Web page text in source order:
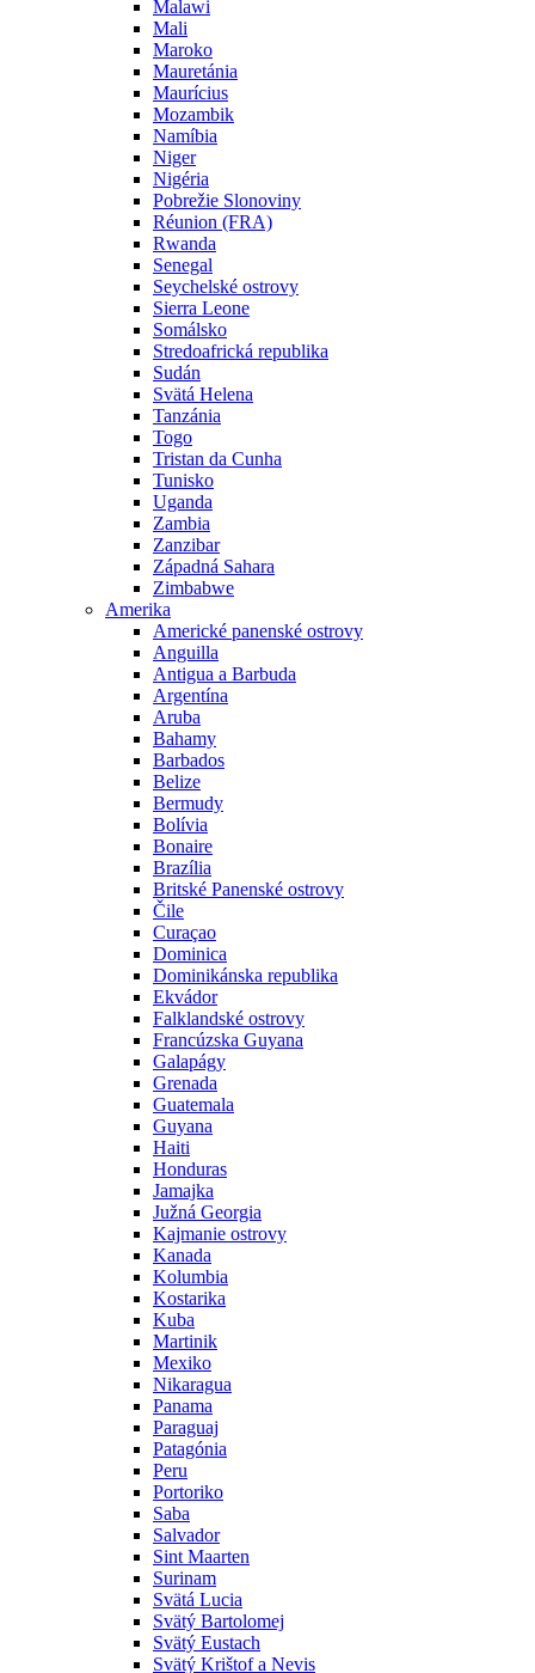
Malawi
Mali
Maroko
Mauretánia
Maurícius
Mozambik
Namíbia
Niger
Nigéria
Pobrežie Slonoviny
Réunion (FRA)
Rwanda
Senegal
Seychelské ostrovy
Sierra Leone
Somálsko
Stredoafrická republika
Sudán
Svätá Helena
Tanzánia
Togo
Tristan da Cunha
Tunisko
Uganda
Zambia
Zanzibar
Západná Sahara
Zimbabwe
Amerika
Americké panenské ostrovy
Anguilla
Antigua a Barbuda
Argentína
Aruba
Bahamy
Barbados
Belize
Bermudy
Bolívia
Bonaire
Brazília
Britské Panenské ostrovy
Čile
Curaçao
Dominica
Dominikánska republika
Ekvádor
Falklandské ostrovy
Francúzska Guyana
Galapágy
Grenada
Guatemala
Guyana
Haiti
Honduras
Jamajka
Južná Georgia
Kajmanie ostrovy
Kanada
Kolumbia
Kostarika
Kuba
Martinik
Mexiko
Nikaragua
Panama
Paraguaj
Patagónia
Peru
Portoriko
Saba
Salvador
Sint Maarten
Surinam
Svätá Lucia
Svätý Bartolomej
Svätý Eustach
Svätý Krištof a Nevis